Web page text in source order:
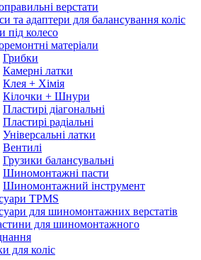
верстати
та адаптери для балансування коліс
під колесо
матеріали
Грибки
Камерні латки
Клея + Хімія
Кілочки + Шнури
Пластирі діагональні
Пластирі радіальні
Універсальні латки
Вентилі
Грузики балансувальні
Шиномонтажні пасти
Шиномонтажний інструмент
TPMS
для шиномонтажних верстатів
для шиномонтажного
для коліс